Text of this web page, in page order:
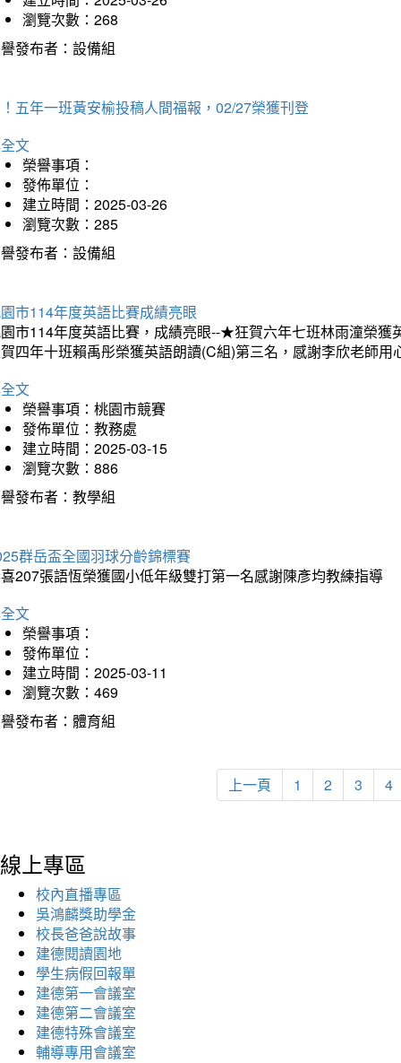
瀏覽次數：268
發布者：設備組
五年一班黃安榆投稿人間福報，02/27榮獲刊登
文
榮譽事項：
發佈單位：
建立時間：2025-03-26
瀏覽次數：285
發布者：設備組
市114年度英語比賽成績亮眼
市114年度英語比賽，成績亮眼--★狂賀六年七班林雨潼榮
四年十班賴禹彤榮獲英語朗讀(C組)第三名，感謝李欣老師
文
榮譽事項：桃園市競賽
發佈單位：教務處
建立時間：2025-03-15
瀏覽次數：886
發布者：教學組
群岳盃全國羽球分齡錦標賽
207張語恆榮獲國小低年級雙打第一名感謝陳彥均教練指導
文
榮譽事項：
發佈單位：
建立時間：2025-03-11
瀏覽次數：469
發布者：體育組
上一頁 1 2 3 4
線上專區
校內直播專區
吳鴻麟獎助學金
校長爸爸說故事
建德閱讀園地
學生病假回報單
建德第一會議室
建德第二會議室
建德特殊會議室
輔導專用會議室